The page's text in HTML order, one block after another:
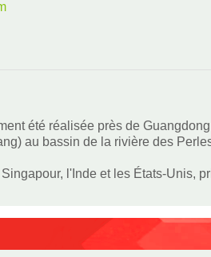
été réalisée près de
au bassin de la rivière des
l'Inde et les États-Unis,